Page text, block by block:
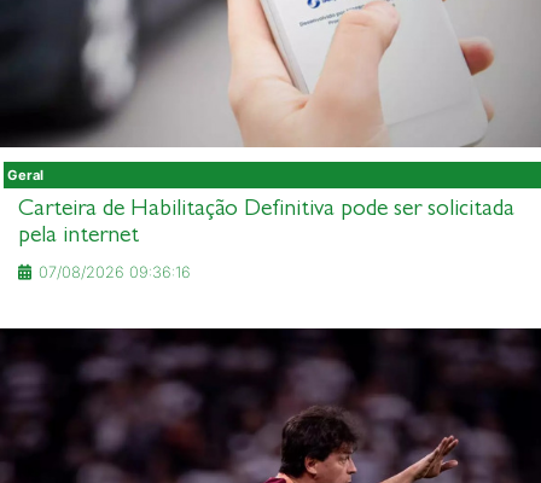
Geral
Carteira de Habilitação Definitiva pode ser solicitada
pela internet
07/08/2026 09:36:16